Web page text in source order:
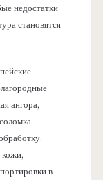
недостатки
становятся
ангора,
в